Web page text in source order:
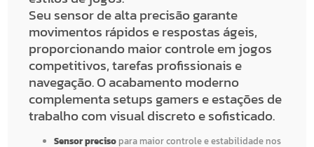
Seu sensor de alta precisão garante
movimentos rápidos e respostas ágeis,
proporcionando maior controle em jogos
competitivos, tarefas profissionais e
navegação. O acabamento moderno
complementa setups gamers e estações de
trabalho com visual discreto e sofisticado.
Sensor preciso para maior controle e estabilidade nos